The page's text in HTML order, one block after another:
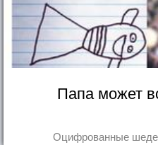
Папа может
Оцифрованные